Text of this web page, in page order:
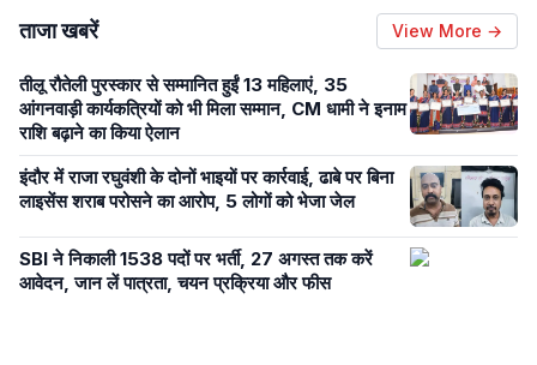
ताजा खबरें View More →
तीलू रौतेली पुरस्कार से सम्मानित हुईं 13 महिलाएं, 35
आंगनवाड़ी कार्यकत्रियों को भी मिला सम्मान, CM धामी ने इनाम
राशि बढ़ाने का किया ऐलान
इंदौर में राजा रघुवंशी के दोनों भाइयों पर कार्रवाई, ढाबे पर बिना
लाइसेंस शराब परोसने का आरोप, 5 लोगों को भेजा जेल
SBI ने निकाली 1538 पदों पर भर्ती, 27 अगस्त तक करें
आवेदन, जान लें पात्रता, चयन प्रक्रिया और फीस